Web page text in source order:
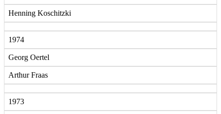
Henning Koschitzki
1974
Georg Oertel
Arthur Fraas
1973